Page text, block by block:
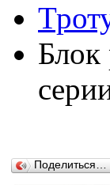
Поделиться…